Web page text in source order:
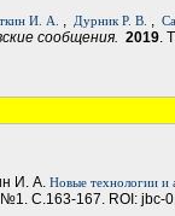
И. А. , Дурник Р. В. ,
сообщения. 2019.
И. А. Новые технологии и
№1. С.163-167. ROI: jbc-